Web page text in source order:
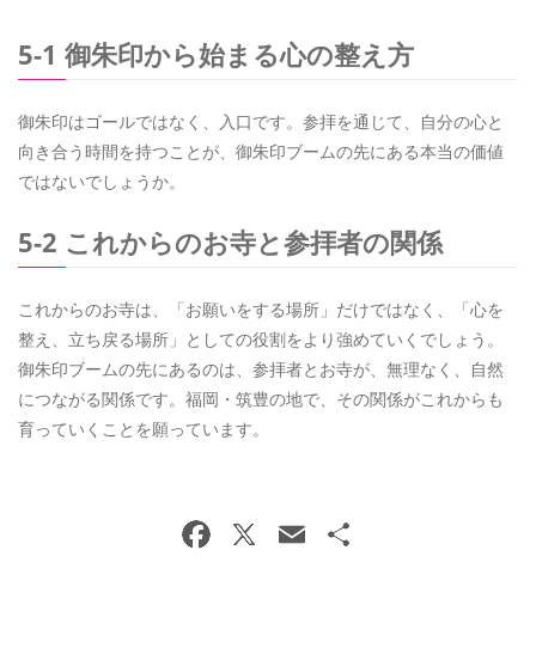
5-1 御朱印から始まる心の整え方
御朱印はゴールではなく、入口です。参拝を通じて、自分の心と
向き合う時間を持つことが、御朱印ブームの先にある本当の価値
ではないでしょうか。
5-2 これからのお寺と参拝者の関係
これからのお寺は、「お願いをする場所」だけではなく、「心を
整え、立ち戻る場所」としての役割をより強めていくでしょう。
御朱印ブームの先にあるのは、参拝者とお寺が、無理なく、自然
につながる関係です。福岡・筑豊の地で、その関係がこれからも
育っていくことを願っています。